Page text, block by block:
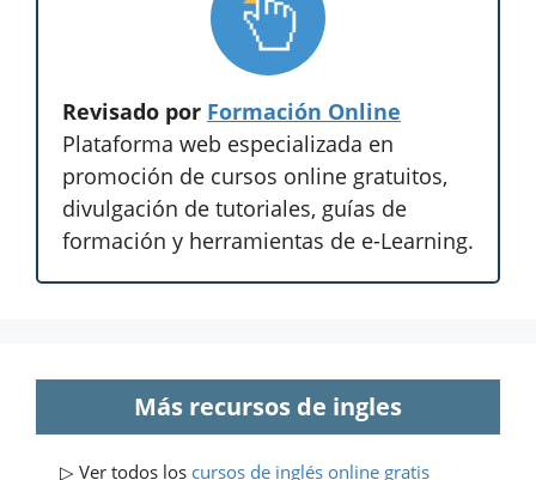
Revisado por Formación Online
Plataforma web especializada en
promoción de cursos online gratuitos,
divulgación de tutoriales, guías de
formación y herramientas de e-Learning.
Más recursos de ingles
▷ Ver todos los cursos de inglés online gratis